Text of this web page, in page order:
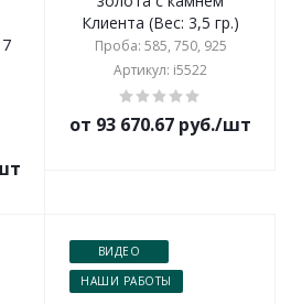
Клиента (Вес: 3,5 гр.)
Проба: 585, 750, 925
Артикул: i5522
от 93 670.67 руб./шт
ВИДЕО
НАШИ РАБОТЫ